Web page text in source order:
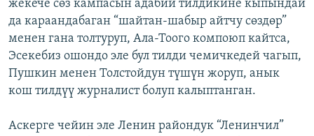
жекече сөз кампасын адабий тилдикине кыпындай
да караандабаган “шайтан-шабыр айтчу сөздөр”
менен гана толтуруп, Ала-Тоого компоюп кайтса,
Эсекебиз ошондо эле бул тилди чемичкедей чагып,
Пушкин менен Толстойдун түшүн жоруп, анык
кош тилдүү журналист болуп калыптанган.
Аскерге чейин эле Ленин райондук “Ленинчил”